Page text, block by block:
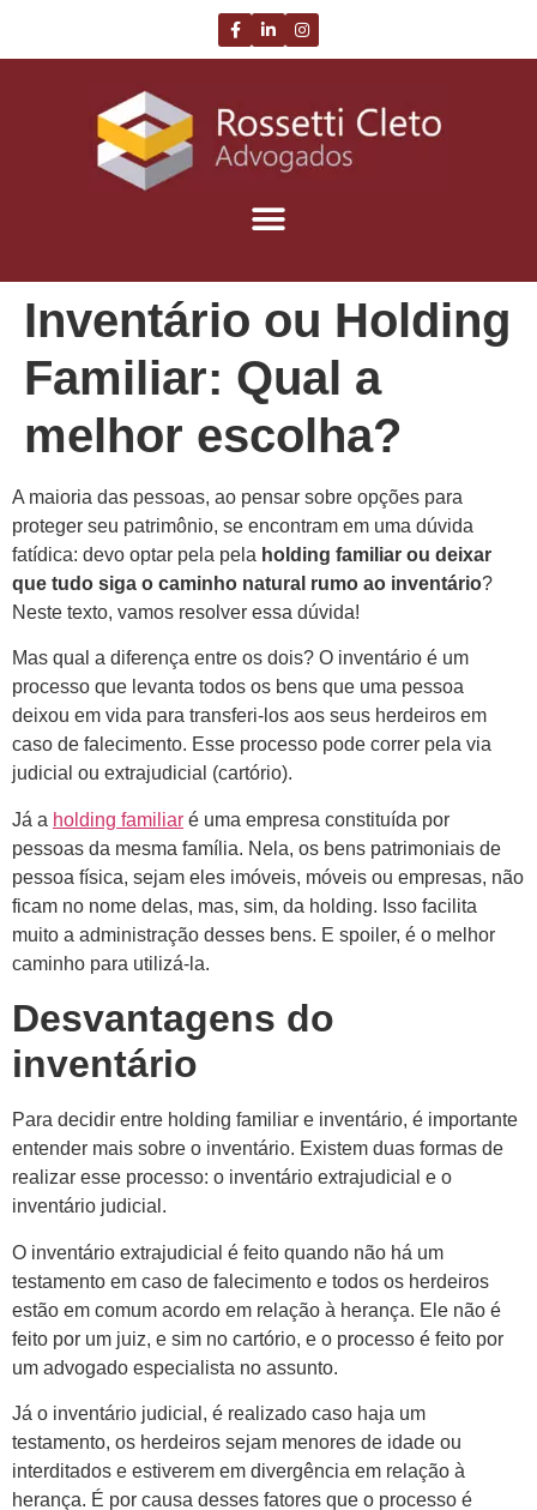
Inventário ou Holding
Familiar: Qual a
melhor escolha?
A maioria das pessoas, ao pensar sobre opções para
proteger seu patrimônio, se encontram em uma dúvida
fatídica: devo optar pela pela holding familiar ou deixar
que tudo siga o caminho natural rumo ao inventário?
Neste texto, vamos resolver essa dúvida!
Mas qual a diferença entre os dois? O inventário é um
processo que levanta todos os bens que uma pessoa
deixou em vida para transferi-los aos seus herdeiros em
caso de falecimento. Esse processo pode correr pela via
judicial ou extrajudicial (cartório).
Já a holding familiar é uma empresa constituída por
pessoas da mesma família. Nela, os bens patrimoniais de
pessoa física, sejam eles imóveis, móveis ou empresas, não
ficam no nome delas, mas, sim, da holding. Isso facilita
muito a administração desses bens. E spoiler, é o melhor
caminho para utilizá-la.
Desvantagens do
inventário
Para decidir entre holding familiar e inventário, é importante
entender mais sobre o inventário. Existem duas formas de
realizar esse processo: o inventário extrajudicial e o
inventário judicial.
O inventário extrajudicial é feito quando não há um
testamento em caso de falecimento e todos os herdeiros
estão em comum acordo em relação à herança. Ele não é
feito por um juiz, e sim no cartório, e o processo é feito por
um advogado especialista no assunto.
Já o inventário judicial, é realizado caso haja um
testamento, os herdeiros sejam menores de idade ou
interditados e estiverem em divergência em relação à
herança. É por causa desses fatores que o processo é